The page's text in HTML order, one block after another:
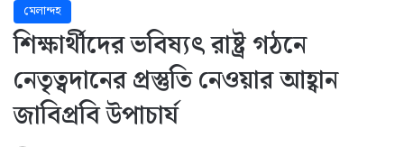
মেলান্দহ
শিক্ষার্থীদের ভবিষ্যৎ রাষ্ট্র গঠনে
নেতৃত্বদানের প্রস্তুতি নেওয়ার আহ্বান
জাবিপ্রবি উপাচার্য